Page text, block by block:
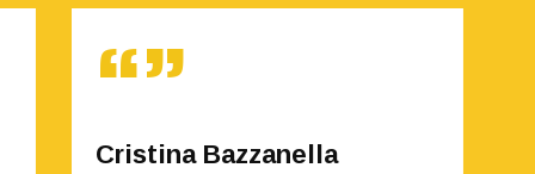
“”
Cristina Bazzanella